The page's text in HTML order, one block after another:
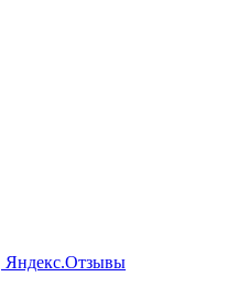
Яндекс.Отзывы